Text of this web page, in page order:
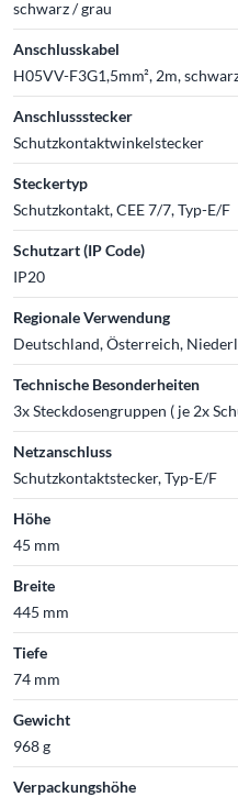
schwarz / grau
Anschlusskabel
H05VV-F3G1,5mm², 2m,
Anschlussstecker
Schutzkontaktwinkelstecker
Steckertyp
Schutzkontakt, CEE 7/7, Typ-E/F
Schutzart (IP Code)
IP20
Regionale Verwendung
Deutschland, Österreich,
Technische Besonderheiten
3x Steckdosengruppen ( je 2x
Netzanschluss
Schutzkontaktstecker, Typ-E/F
Höhe
45 mm
Breite
445 mm
Tiefe
74 mm
Gewicht
968 g
Verpackungshöhe